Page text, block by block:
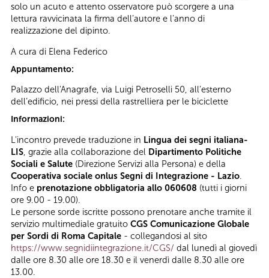
solo un acuto e attento osservatore può scorgere a una
lettura ravvicinata la firma dell’autore e l’anno di
realizzazione del dipinto.
A cura di Elena Federico
Appuntamento:
Palazzo dell'Anagrafe, via Luigi Petroselli 50, all’esterno
dell’edificio, nei pressi della rastrelliera per le biciclette
Informazioni:
L'incontro prevede traduzione in Lingua dei segni italiana-
LIS, grazie alla collaborazione del Dipartimento Politiche
Sociali e Salute (Direzione Servizi alla Persona) e della
Cooperativa sociale onlus Segni di Integrazione - Lazio.
Info e prenotazione obbligatoria allo 060608 (tutti i giorni
ore 9.00 - 19.00).
Le persone sorde iscritte possono prenotare anche tramite il
servizio multimediale gratuito CGS Comunicazione Globale
per Sordi di Roma Capitale - collegandosi al sito
https://www.segnidiintegrazione.it/CGS/ dal lunedì al giovedì
dalle ore 8.30 alle ore 18.30 e il venerdì dalle 8.30 alle ore
13.00.